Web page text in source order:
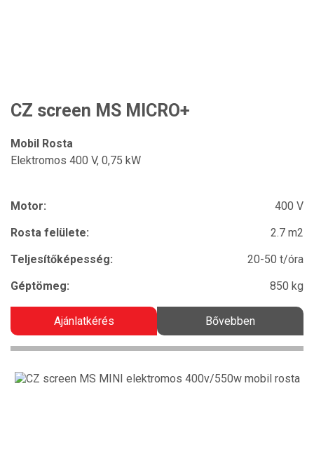
CZ screen MS MICRO+
Mobil Rosta
Elektromos 400 V, 0,75 kW
Motor:
400 V
Rosta felülete:
2.7 m2
Teljesítőképesség:
20-50 t/óra
Géptömeg:
850 kg
Ajánlatkérés Bővebben